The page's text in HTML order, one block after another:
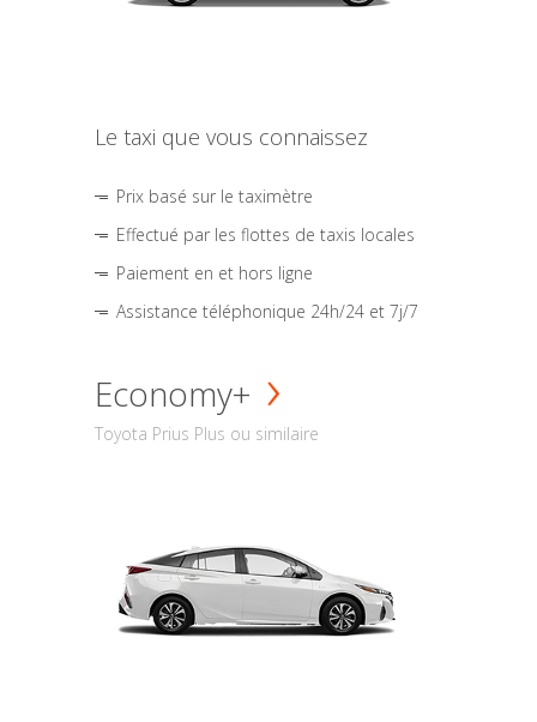
Le taxi que vous connaissez
Prix basé sur le taximètre
Effectué par les flottes de taxis locales
Paiement en et hors ligne
Assistance téléphonique 24h/24 et 7j/7
Economy+
Toyota Prius Plus ou similaire